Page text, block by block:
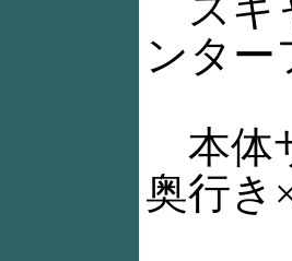
ンター
本体
奥行き